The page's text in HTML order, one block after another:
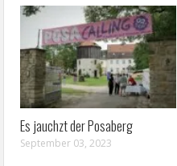
Es jauchzt der Posaberg
September 03, 2023